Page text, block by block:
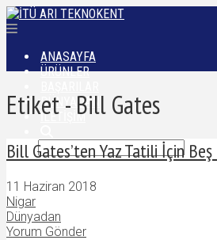
ANASAYFA
ÜRÜNLER
DÜNYADAN
İLETIŞIM
Etiket - Bill Gates
Bill Gates’ten Yaz Tatili İçin
11 Haziran 2018
Nigar
Dünyadan
Yorum Gönder